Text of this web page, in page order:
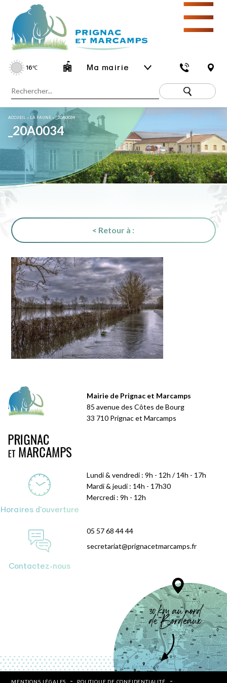
16℃ Ma mairie
☰
ACCUEIL » LA FAUNE »_20A0034
_20A0034
< Retour à :
Mairie de Prignac et Marcamps
85 avenue des Côtes de Bourg
33 710 Prignac et Marcamps
Horaires d'ouverture
Lundi & vendredi : 9h - 12h / 14h - 17h
Mardi & jeudi : 14h - 17h30
Mercredi : 9h - 12h
Contactez-nous
05 57 68 44 44
secretariat@prignacetmarcamps.fr
MENTIONS LÉGALES POLITIQUE DE CONFIDENTIALITÉ